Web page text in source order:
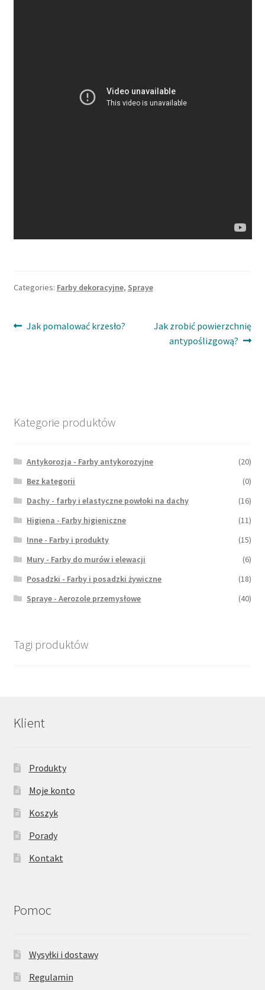
Categories: Farby dekoracyjne, Spraye
Nawigacja
Previous
Jak pomalować krzesło?
Next
post:
Jak zrobić powierzchnię
antypoślizgową?
Kategorie produktów
Antykorozja - Farby antykorozyjne
(20)
Bez kategorii
(0)
Dachy - farby i elastyczne powłoki na dachy
(16)
Higiena - Farby higieniczne
(11)
Inne - Farby i produkty
(15)
Mury - Farby do murów i elewacji
(6)
Posadzki - Farby i posadzki żywiczne
(18)
Spraye - Aerozole przemysłowe
(40)
Tagi produktów
Klient
Produkty
Moje konto
Koszyk
Porady
Kontakt
Pomoc
Wysyłki i dostawy
Regulamin